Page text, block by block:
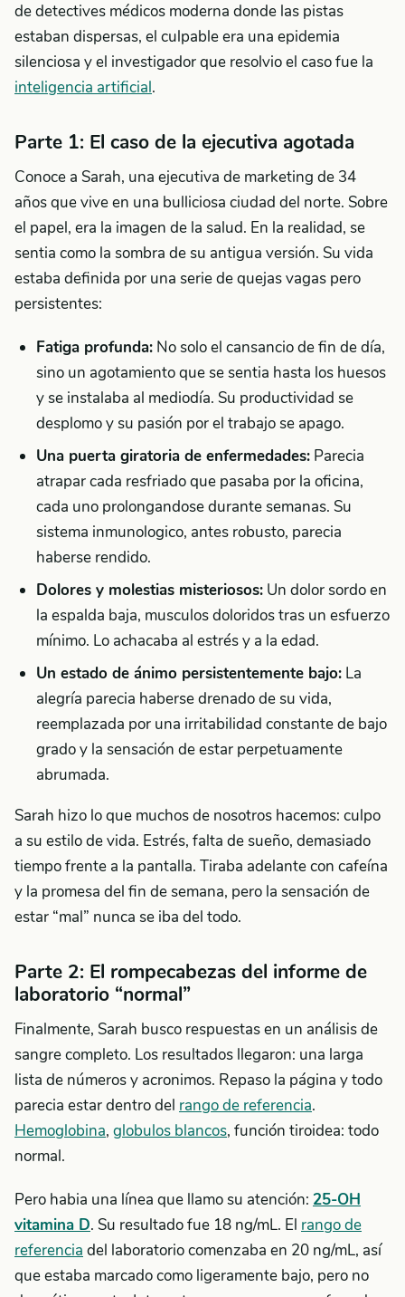
de detectives médicos moderna donde las pistas
estaban dispersas, el culpable era una epidemia
silenciosa y el investigador que resolvio el caso fue la
inteligencia artificial.
Parte 1: El caso de la ejecutiva agotada
Conoce a Sarah, una ejecutiva de marketing de 34
años que vive en una bulliciosa ciudad del norte. Sobre
el papel, era la imagen de la salud. En la realidad, se
sentia como la sombra de su antigua versión. Su vida
estaba definida por una serie de quejas vagas pero
persistentes:
Fatiga profunda: No solo el cansancio de fin de día,
sino un agotamiento que se sentia hasta los huesos
y se instalaba al mediodía. Su productividad se
desplomo y su pasión por el trabajo se apago.
Una puerta giratoria de enfermedades: Parecia
atrapar cada resfriado que pasaba por la oficina,
cada uno prolongandose durante semanas. Su
sistema inmunologico, antes robusto, parecia
haberse rendido.
Dolores y molestias misteriosos: Un dolor sordo en
la espalda baja, musculos doloridos tras un esfuerzo
mínimo. Lo achacaba al estrés y a la edad.
Un estado de ánimo persistentemente bajo: La
alegría parecia haberse drenado de su vida,
reemplazada por una irritabilidad constante de bajo
grado y la sensación de estar perpetuamente
abrumada.
Sarah hizo lo que muchos de nosotros hacemos: culpo
a su estilo de vida. Estrés, falta de sueño, demasiado
tiempo frente a la pantalla. Tiraba adelante con cafeína
y la promesa del fin de semana, pero la sensación de
estar “mal” nunca se iba del todo.
Parte 2: El rompecabezas del informe de
laboratorio “normal”
Finalmente, Sarah busco respuestas en un análisis de
sangre completo. Los resultados llegaron: una larga
lista de números y acronimos. Repaso la página y todo
parecia estar dentro del rango de referencia.
Hemoglobina, globulos blancos, función tiroidea: todo
normal.
Pero habia una línea que llamo su atención: 25-OH
vitamina D. Su resultado fue 18 ng/mL. El rango de
referencia del laboratorio comenzaba en 20 ng/mL, así
que estaba marcado como ligeramente bajo, pero no